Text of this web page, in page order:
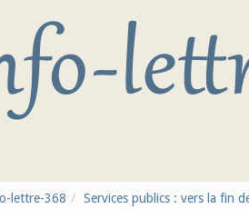
lettre-368 Services publics : vers la fin